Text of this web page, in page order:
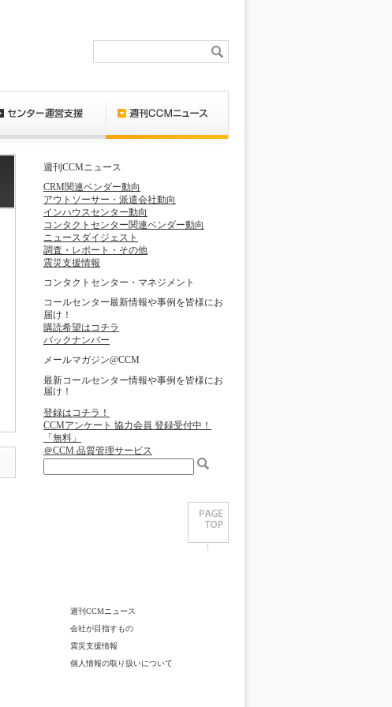
週刊CCMニュース
CRM関連ベンダー動向
アウトソーサー・派遣会社動向
インハウスセンター動向
コンタクトセンター関連ベンダー動向
ニュースダイジェスト
調査・レポート・その他
震災支援情報
コンタクトセンター・マネジメント
コールセンター最新情報や事例を皆様にお
届け！
購読希望はコチラ
バックナンバー
メールマガジン@CCM
最新コールセンター情報や事例を皆様にお
届け！
登録はコチラ！
CCMアンケート 協力会員 登録受付中！
「無料」
＠CCM 品質管理サービス
週刊CCMニュース
会社が目指すもの
震災支援情報
個人情報の取り扱いについて